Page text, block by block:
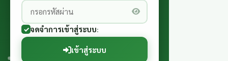
จดจำการเข้าสู่ระบบ
เข้าสู่ระบบ